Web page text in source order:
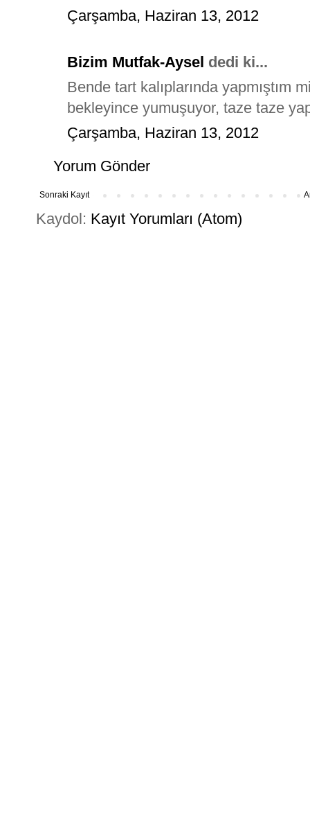
Çarşamba, Haziran 13, 2012
Bizim Mutfak-Aysel dedi ki...
Bende tart kalıplarında yapmıştım
bekleyince yumuşuyor, taze taze
Çarşamba, Haziran 13, 2012
Yorum Gönder
Sonraki Kayıt
Kaydol: Kayıt Yorumları (Atom)